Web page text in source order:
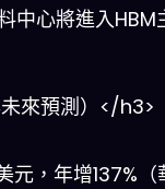
中心將進入HBM
來預測）</h3>
元，年增137%